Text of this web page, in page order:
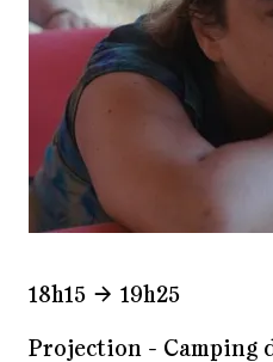
Projection - Camping
18h15 19h25